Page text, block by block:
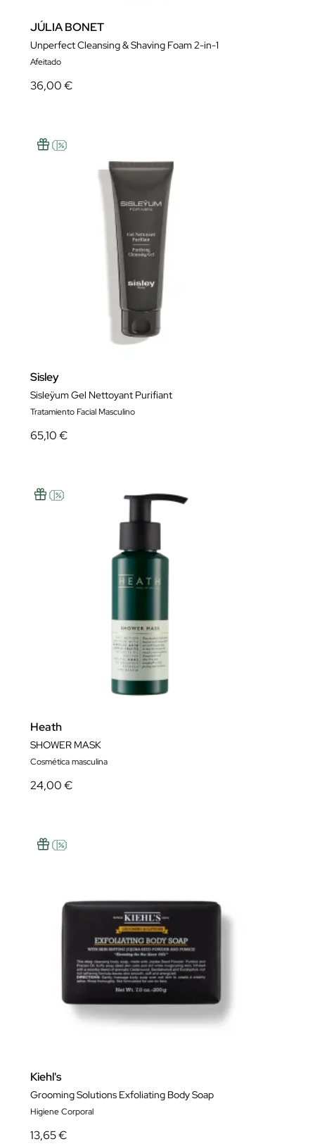
JÚLIA BONET
Unperfect Cleansing & Shaving Foam 2-in-1
Afeitado
36,00 €
Sisley
Sisleÿum Gel Nettoyant Purifiant
Tratamiento Facial Masculino
65,10 €
Heath
SHOWER MASK
Cosmética masculina
24,00 €
Kiehl's
Grooming Solutions Exfoliating Body Soap
Higiene Corporal
13,65 €